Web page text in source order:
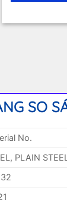
SO
No.
PLAIN